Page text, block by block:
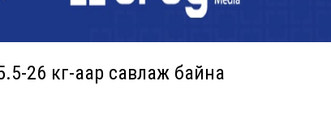
26 кг-аар савлаж байна